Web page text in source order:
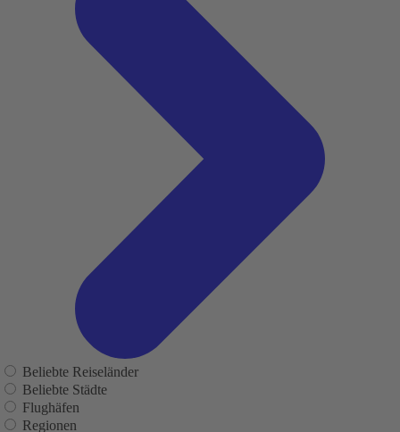
Beliebte Reiseländer
Beliebte Städte
Flughäfen
Regionen